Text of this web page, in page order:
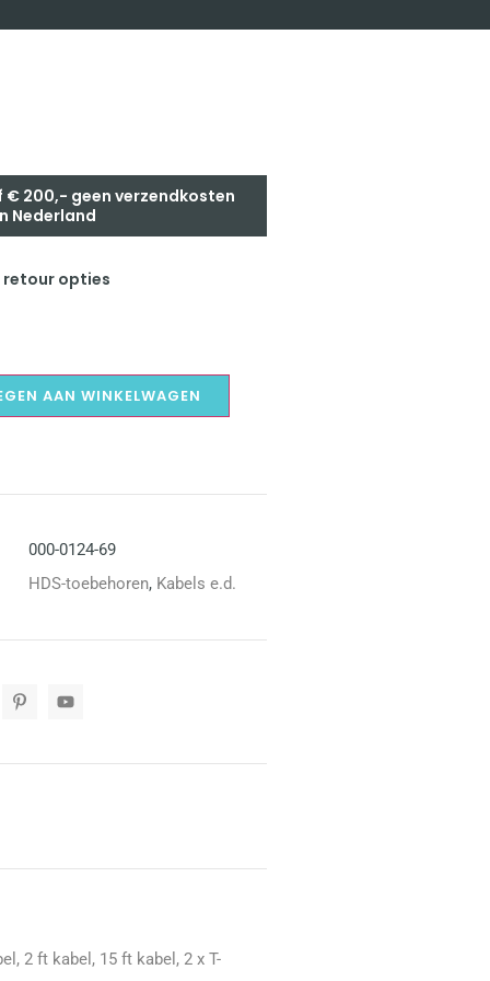
€ 200,- geen verzendkosten
Nederland
retour opties
AAN WINKELWAGEN
000-0124-69
HDS-toebehoren, Kabels e.d.
2 ft kabel, 15 ft kabel, 2 x T-